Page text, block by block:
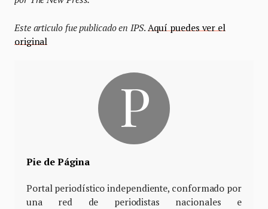
Este articulo fue publicado en IPS. Aquí puedes ver el
original
Pie de Página
Portal periodístico independiente, conformado por
una red de periodistas nacionales e